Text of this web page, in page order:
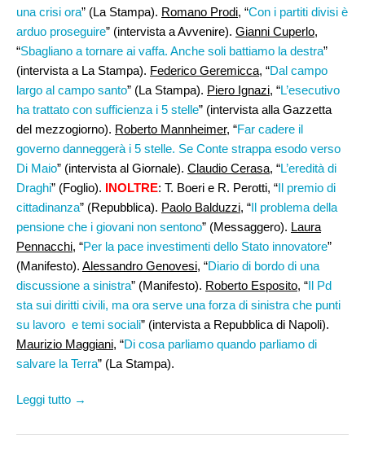
una crisi ora” (La Stampa). Romano Prodi, “Con i partiti divisi è
arduo proseguire” (intervista a Avvenire). Gianni Cuperlo,
“Sbagliano a tornare ai vaffa. Anche soli battiamo la destra”
(intervista a La Stampa). Federico Geremicca, “Dal campo
largo al campo santo” (La Stampa). Piero Ignazi, “L’esecutivo
ha trattato con sufficienza i 5 stelle” (intervista alla Gazzetta
del mezzogiorno). Roberto Mannheimer, “Far cadere il
governo danneggerà i 5 stelle. Se Conte strappa esodo verso
Di Maio” (intervista al Giornale). Claudio Cerasa, “L’eredità di
Draghi” (Foglio). INOLTRE: T. Boeri e R. Perotti, “Il premio di
cittadinanza” (Repubblica). Paolo Balduzzi, “Il problema della
pensione che i giovani non sentono” (Messaggero). Laura
Pennacchi, “Per la pace investimenti dello Stato innovatore”
(Manifesto). Alessandro Genovesi, “Diario di bordo di una
discussione a sinistra” (Manifesto). Roberto Esposito, “Il Pd
sta sui diritti civili, ma ora serve una forza di sinistra che punti
su lavoro e temi sociali” (intervista a Repubblica di Napoli).
Maurizio Maggiani, “Di cosa parliamo quando parliamo di
salvare la Terra” (La Stampa).
Leggi tutto →